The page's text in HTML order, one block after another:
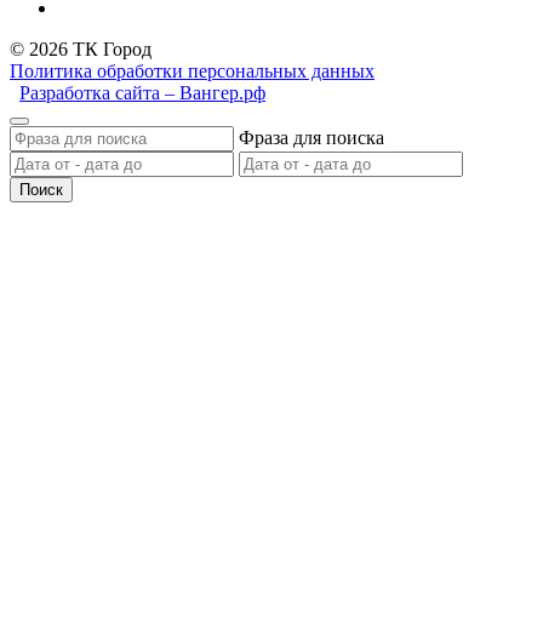
© 2026 ТК Город
Политика обработки персональных данных
Разработка сайта – Вангер.рф
Фраза для поиска
Поиск